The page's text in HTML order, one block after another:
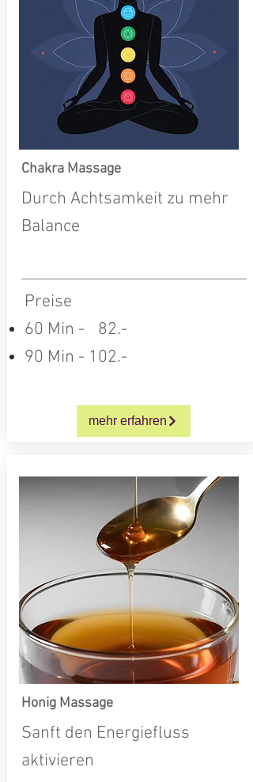
Chakra Massage
Durch Achtsamkeit zu mehr
Balance
Preise
60 Min -
82.-
90 Min - 102.-
mehr erfahren
Honig Massage
Sanft den Energiefluss
aktivieren